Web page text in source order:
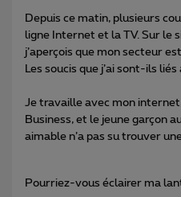
Depuis ce matin, plusieurs
ligne Internet et la TV. Sur le
j’aperçois que mon secteur
Les soucis que j’ai sont-ils
Je travaille avec mon
Business, et le jeune garçon
aimable n’a pas su trouver
Pourriez-vous éclairer ma